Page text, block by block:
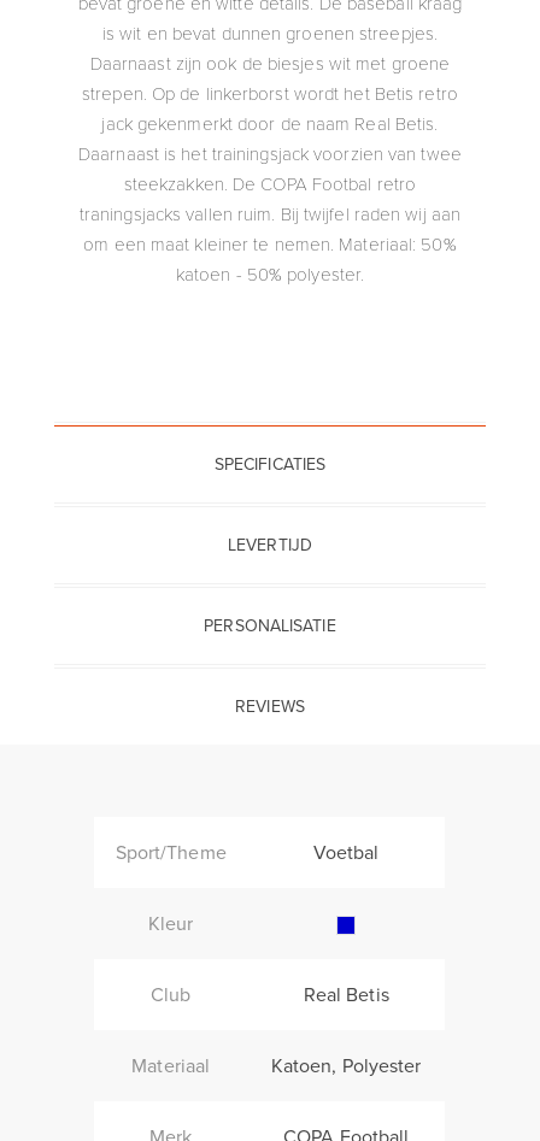
is wit en bevat dunnen groenen streepjes.
Daarnaast zijn ook de biesjes wit met groene
strepen. Op de linkerborst wordt het Betis retro
jack gekenmerkt door de naam Real Betis.
Daarnaast is het trainingsjack voorzien van twee
steekzakken. De COPA Footbal retro
traningsjacks vallen ruim. Bij twijfel raden wij aan
om een maat kleiner te nemen. Materiaal: 50%
katoen - 50% polyester.
SPECIFICATIES
LEVERTIJD
PERSONALISATIE
REVIEWS
Sport/Theme Voetbal
Kleur
Club Real Betis
Materiaal Katoen, Polyester